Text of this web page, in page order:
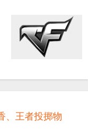
、王者投掷物